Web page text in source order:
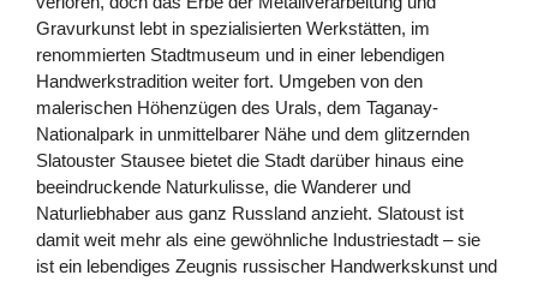
Gravurkunst lebt in spezialisierten Werkstätten, im
renommierten Stadtmuseum und in einer lebendigen
Handwerkstradition weiter fort. Umgeben von den
malerischen Höhenzügen des Urals, dem Taganay-
Nationalpark in unmittelbarer Nähe und dem glitzernden
Slatouster Stausee bietet die Stadt darüber hinaus eine
beeindruckende Naturkulisse, die Wanderer und
Naturliebhaber aus ganz Russland anzieht. Slatoust ist
damit weit mehr als eine gewöhnliche Industriestadt – sie
ist ein lebendiges Zeugnis russischer Handwerkskunst und